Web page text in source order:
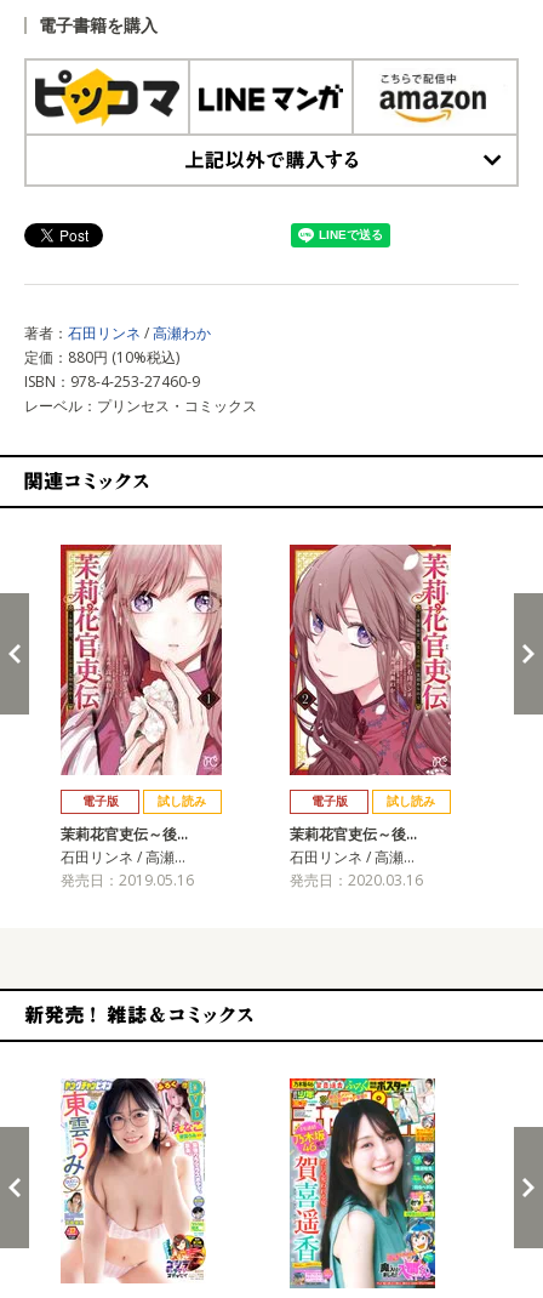
電子書籍を購入
著者： 石田リンネ /高瀬わか
定価：880円 (10%税込)
ISBN：978-4-253-27460-9
レーベル：プリンセス・コミックス
電子版 試し読み
茉莉花官吏伝～後…
石田リンネ / 高瀬…
発売日：2019.05.16
電子版 試し読み
茉莉花官吏伝～後…
石田リンネ / 高瀬…
発売日：2020.03.16